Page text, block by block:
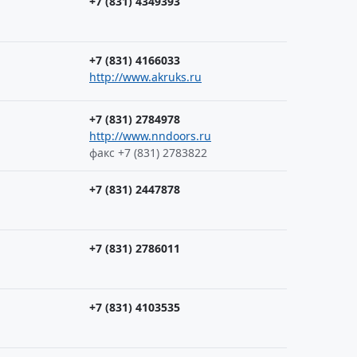
+7 (831) 4166033
http://www.akruks.ru
+7 (831) 2784978
http://www.nndoors.ru
факс +7 (831) 2783822
+7 (831) 2447878
+7 (831) 2786011
+7 (831) 4103535